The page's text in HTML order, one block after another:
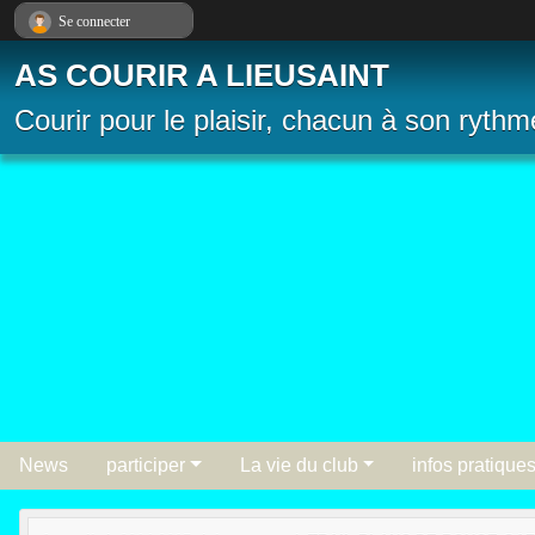
AS COURIR A LIEUSAINT
Courir pour le plaisir, chacun à son
News participer La vie du club infos pratiques
Se connecter
Panneau de gestion des cookies